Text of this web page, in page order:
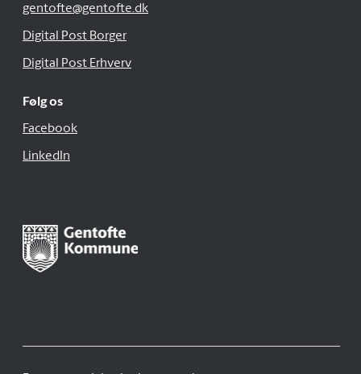
gentofte@gentofte.dk
Digital Post Borger
Digital Post Erhverv
Følg os
Facebook
LinkedIn